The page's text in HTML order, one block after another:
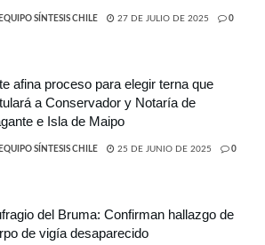
EQUIPO SÍNTESIS CHILE 27 DE JULIO DE 2025 0
afina proceso para elegir terna que
a Conservador y Notaría de
e Isla de Maipo
EQUIPO SÍNTESIS CHILE 25 DE JUNIO DE 2025 0
del Bruma: Confirman hallazgo de
de vigía desaparecido